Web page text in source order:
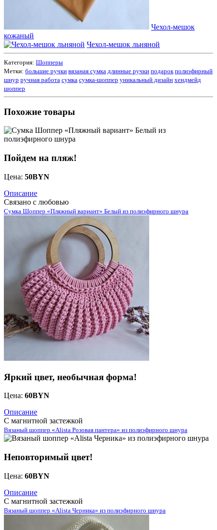
Чехол-мешок
кожаный
Чехол-мешок льняной
Категория: Шопперы
Метки: большие ручки вязаная сумка длинные ручки подарок полиэфирный
шнур ручная работа сумка сумка-шоппер уникальный дизайн хендмейд
шоппер
Похожие товары
Пойдем на пляж!
Цена: 50BYN
Описание
Связано с любовью
Сумка Шоппер «Пляжный вариант» Белый из полиэфирного шнура
Яркий цвет, необычная форма!
Цена: 60BYN
Описание
С магнитной застежкой
Вязаный шоппер «Alista Розовая пантера» из полиэфирного шнура
Неповторимый цвет!
Цена: 60BYN
Описание
С магнитной застежкой
Вязаный шоппер «Alista Черника» из полиэфирного шнура